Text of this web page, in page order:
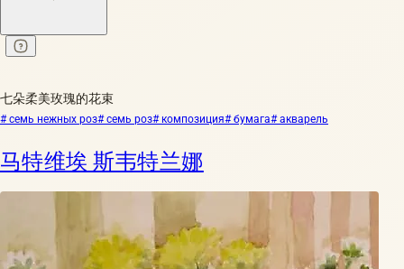
七朵柔美玫瑰的花束
# семь нежных роз# семь роз# композиция# бумага# акварель
马特维埃 斯韦特兰娜